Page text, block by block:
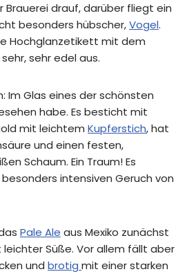
Brauerei drauf, darüber fliegt ein
besonders hübscher,Vogel.
Hochglanzetikett mit dem
sehr edel aus.
Im Glas eines der schönsten
habe. Es besticht mit
mit leichtem Kupferstich, hat
und einen festen,
Schaum. Ein Traum! Es
intensiven Geruch von
Pale Ale aus Mexiko zunächst
Süße. Vor allem fällt aber
und brotig mit einer starken